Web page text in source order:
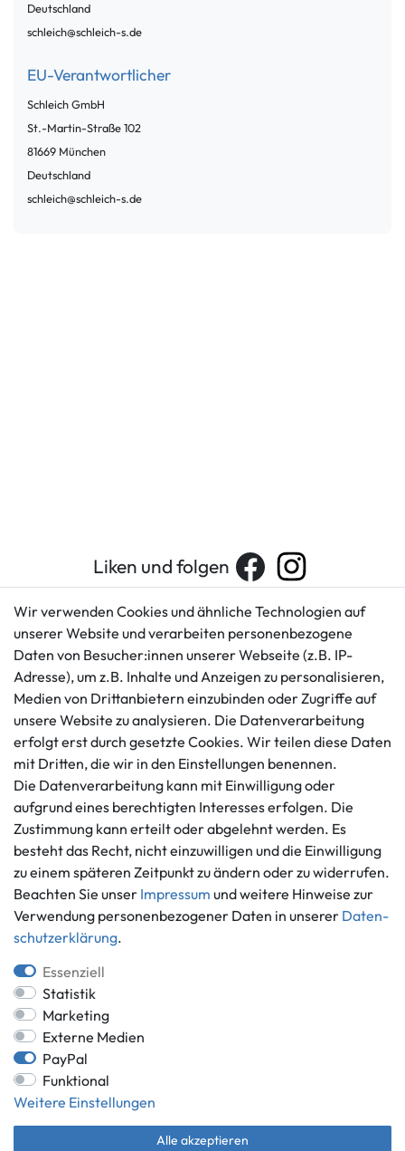
Deutschland
schleich@schleich-s.de
EU-Verantwortlicher
Schleich GmbH
St.-Martin-Straße102
81669 München
Deutschland
schleich@schleich-s.de
Liken und folgen
Kundenservice
+49 421 596586
Mo. - Fr. 9 - 16 Uhr
info@gameworld.de
Kontaktformular
Rechtliches
AGB
Impressum
Datenschutzerklärung
Barrierefreiheitserklärung
Widerrufs­recht
Vertrag widerrufen
Informationen
Ankauf
Über uns
Häufig gestellte Fragen
Zahlung und Versand
Batterieentsorgung
Zahlungsmöglichkeiten
*Alle Preise inkl. gesetzlicher MwSt.,
** gilt für Lieferungen innerhalb Deutschlands, Lieferzeiten für andere
Länder entnehmen Sie bitte der Schaltfläche mit den
Versandinformationen.
Wir verwenden Cookies und ähnliche Technologien auf
unserer Website und verarbeiten personenbezogene
Daten von Besucher:innen unserer Webseite (z.B. IP-
Adresse), um z.B. Inhalte und Anzeigen zu personalisieren,
Medien von Drittanbietern einzubinden oder Zugriffe auf
unsere Website zu analysieren. Die Datenverarbeitung
erfolgt erst durch gesetzte Cookies. Wir teilen diese Daten
mit Dritten, die wir in den Einstellungen benennen.
Die Datenverarbeitung kann mit Einwilligung oder
aufgrund eines berechtigten Interesses erfolgen. Die
Zustimmung kann erteilt oder abgelehnt werden. Es
besteht das Recht, nicht einzuwilligen und die Einwilligung
zu einem späteren Zeitpunkt zu ändern oder zu widerrufen.
Beachten Sie unser Impressum und weitere Hinweise zur
Verwendung personenbezogener Daten in unserer Daten­
schutz­erklärung.
Essenziell
Statistik
Marketing
Externe Medien
PayPal
Funktional
Weitere Einstellungen
Alle akzeptieren